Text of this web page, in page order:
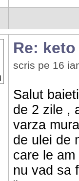
Re: keto
scris pe 16
Salut
de 2 zile ,
varza
de ulei de
care le
nu vad sa